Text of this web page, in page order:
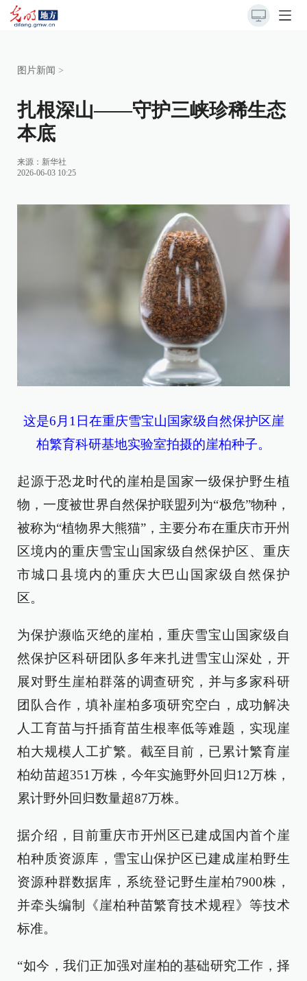
图片新闻 >
扎根深山——守护三峡珍稀生态
本底
来源： 新华社
2026-06-03 10:25
这是6月1日在重庆雪宝山国家级自然保护区崖
柏繁育科研基地实验室拍摄的崖柏种子。
起源于恐龙时代的崖柏是国家一级保护野生植
物，一度被世界自然保护联盟列为“极危”物种，
被称为“植物界大熊猫”，主要分布在重庆市开州
区境内的重庆雪宝山国家级自然保护区、重庆
市城口县境内的重庆大巴山国家级自然保护
区。
为保护濒临灭绝的崖柏，重庆雪宝山国家级自
然保护区科研团队多年来扎进雪宝山深处，开
展对野生崖柏群落的调查研究，并与多家科研
团队合作，填补崖柏多项研究空白，成功解决
人工育苗与扦插育苗生根率低等难题，实现崖
柏大规模人工扩繁。截至目前，已累计繁育崖
柏幼苗超351万株，今年实施野外回归12万株，
累计野外回归数量超87万株。
据介绍，目前重庆市开州区已建成国内首个崖
柏种质资源库，雪宝山保护区已建成崖柏野生
资源种群数据库，系统登记野生崖柏7900株，
并牵头编制《崖柏种苗繁育技术规程》等技术
标准。
“如今，我们正加强对崖柏的基础研究工作，择